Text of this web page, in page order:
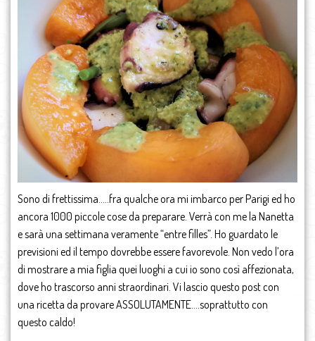
Sono di frettissima…..fra qualche ora mi imbarco per Parigi ed ho
ancora 1000 piccole cose da preparare. Verrà con me la Nanetta
e sarà una settimana veramente “entre filles”. Ho guardato le
previsioni ed il tempo dovrebbe essere favorevole. Non vedo l’ora
di mostrare a mia figlia quei luoghi a cui io sono così affezionata,
dove ho trascorso anni straordinari. Vi lascio questo post con
una ricetta da provare ASSOLUTAMENTE….soprattutto con
questo caldo!